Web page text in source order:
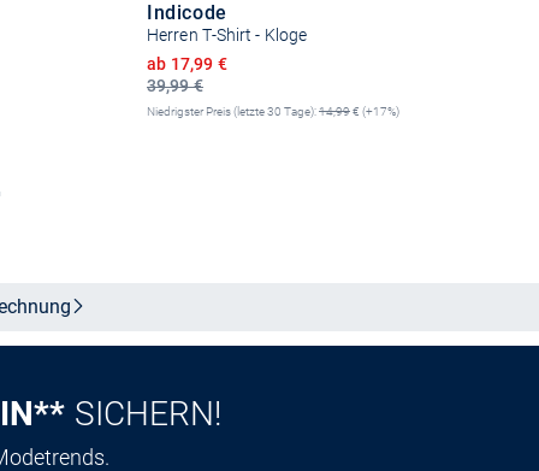
Indicode
Herren T-Shirt - Kloge
39,99 €
Ermäßigter Preis
ab 17,99 €
Niedrigster Preis (letzte 30 Tage):14,99€ (+17%)
SICHERN!